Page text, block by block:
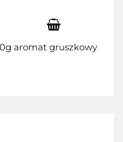
aromat gruszkowy